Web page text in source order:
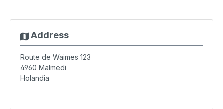
Address
Route de Waimes 123
4960 Malmedi
Holandia